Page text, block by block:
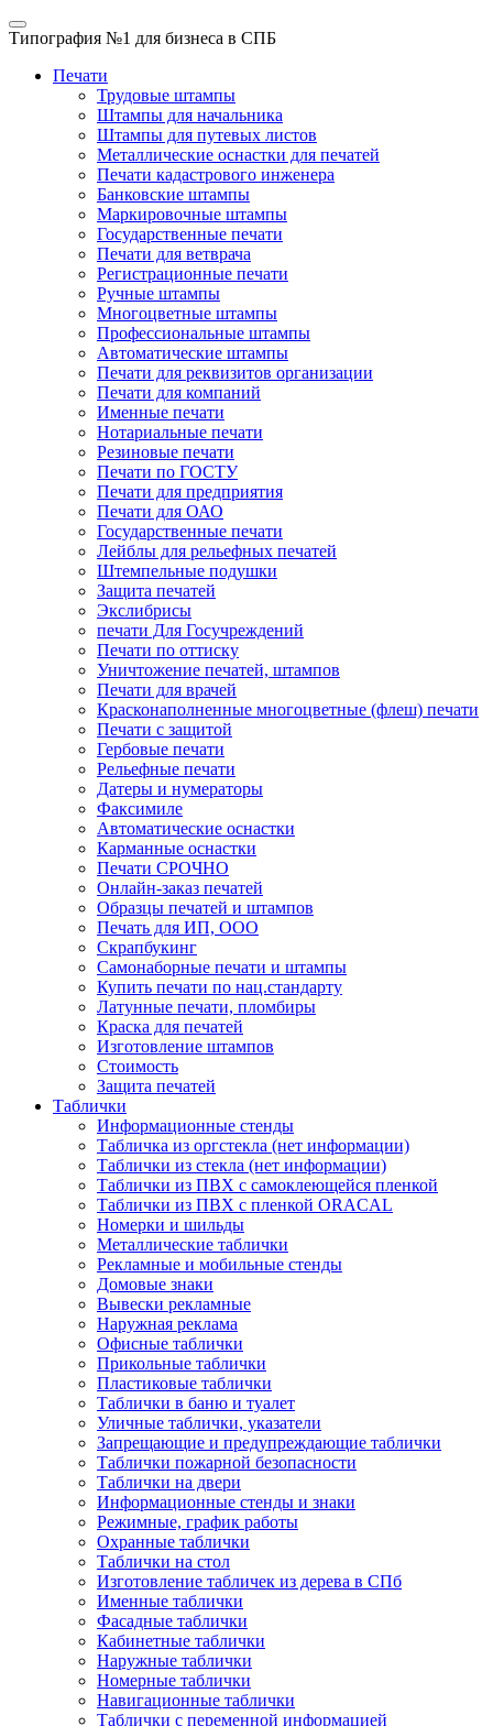
Типография №1 для бизнеса в СПБ
Печати
Трудовые штампы
Штампы для начальника
Штампы для путевых листов
Металлические оснастки для печатей
Печати кадастрового инженера
Банковские штампы
Маркировочные штампы
Государственные печати
Печати для ветврача
Регистрационные печати
Ручные штампы
Многоцветные штампы
Профессиональные штампы
Автоматические штампы
Печати для реквизитов организации
Печати для компаний
Именные печати
Нотариальные печати
Резиновые печати
Печати по ГОСТУ
Печати для предприятия
Печати для ОАО
Государственные печати
Лейблы для рельефных печатей
Штемпельные подушки
Защита печатей
Экслибрисы
печати Для Госучреждений
Печати по оттиску
Уничтожение печатей, штампов
Печати для врачей
Красконаполненные многоцветные (флеш) печати
Печати с защитой
Гербовые печати
Рельефные печати
Датеры и нумераторы
Факсимиле
Автоматические оснастки
Карманные оснастки
Печати СРОЧНО
Онлайн-заказ печатей
Образцы печатей и штампов
Печать для ИП, ООО
Скрапбукинг
Самонаборные печати и штампы
Купить печати по нац.стандарту
Латунные печати, пломбиры
Краска для печатей
Изготовление штампов
Стоимость
Защита печатей
Таблички
Информационные стенды
Табличка из оргстекла (нет информации)
Таблички из стекла (нет информации)
Таблички из ПВХ с самоклеющейся пленкой
Таблички из ПВХ с пленкой ORACAL
Номерки и шильды
Металлические таблички
Рекламные и мобильные стенды
Домовые знаки
Вывески рекламные
Наружная реклама
Офисные таблички
Прикольные таблички
Пластиковые таблички
Таблички в баню и туалет
Уличные таблички, указатели
Запрещающие и предупреждающие таблички
Таблички пожарной безопасности
Таблички на двери
Информационные стенды и знаки
Режимные, график работы
Охранные таблички
Таблички на стол
Изготовление табличек из дерева в СПб
Именные таблички
Фасадные таблички
Кабинетные таблички
Наружные таблички
Номерные таблички
Навигационные таблички
Таблички с переменной информацией